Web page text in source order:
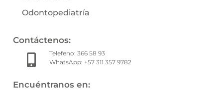
Odontopediatría
Contáctenos:
Telefeno: 366 58 93
WhatsApp: +57 311 357 9782
Encuéntranos en: